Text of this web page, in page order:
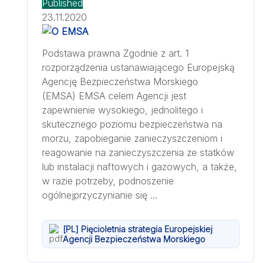
Published
23.11.2020
Podstawa prawna Zgodnie z art. 1
rozporządzenia ustanawiającego Europejską
Agencję Bezpieczeństwa Morskiego
(EMSA) EMSA celem Agencji jest
zapewnienie wysokiego, jednolitego i
skutecznego poziomu bezpieczeństwa na
morzu, zapobieganie zanieczyszczeniom i
reagowanie na zanieczyszczenia ze statków
lub instalacji naftowych i gazowych, a także,
w razie potrzeby, podnoszenie
ogólnejprzyczynianie się ...
[PL] Pięcioletnia strategia Europejskiej
Agencji Bezpieczeństwa Morskiego